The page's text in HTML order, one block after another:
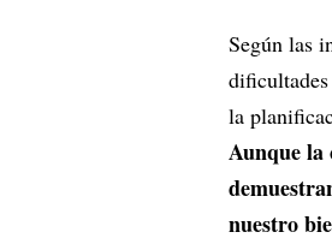
Según las
la
Aunque la
nuestro